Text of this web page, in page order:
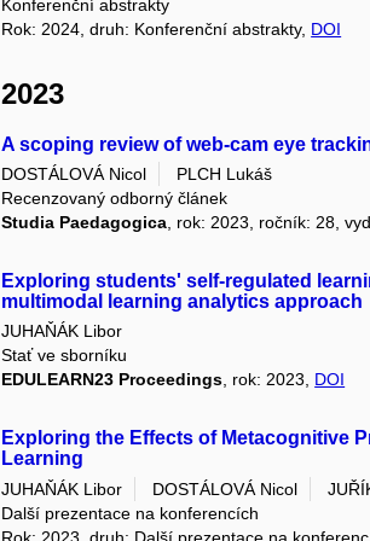
Konferenční abstrakty
Rok: 2024, druh: Konferenční abstrakty, DOI
2023
A scoping review of web-cam eye
DOSTÁLOVÁ Nicol
PLCH Lukáš
Recenzovaný odborný článek
Studia Paedagogica , rok: 2023, ročník: 28,
Exploring students' self-regulated
multimodal learning analytics approach
JUHAŇÁK Libor
Stať ve sborníku
EDULEARN23 Proceedings, rok: 2023, DOI
Exploring the Effects of Metacognitive
Learning
JUHAŇÁK Libor DOSTÁLOVÁ Nicol
Další prezentace na konferencích
Rok: 2023, druh: Další prezentace na